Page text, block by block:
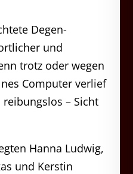
Degen-
und
trotz oder wegen
Computer verlief
– Sicht
Hanna Ludwig,
und Kerstin